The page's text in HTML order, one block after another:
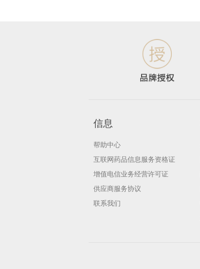
信息
帮助中心
互联网药品信息服务资格证
增值电信业务经营许可证
供应商服务协议
联系我们